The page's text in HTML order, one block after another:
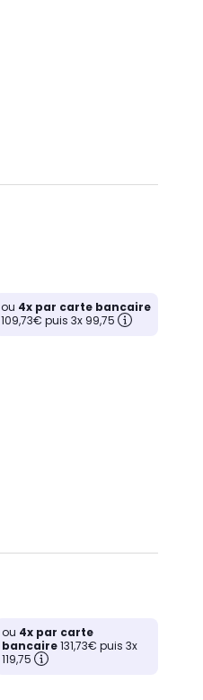
ou 4x par carte bancaire
109,73€ puis 3x 99,75
ou 4x par carte
bancaire131,73€ puis 3x
119,75